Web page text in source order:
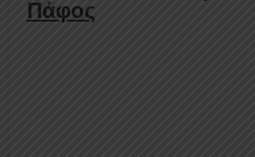
Πάφος